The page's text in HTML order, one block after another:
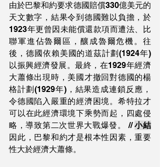
由於巴黎和約要求德國賠償330億美元的
天文數字，結果令到德國難以負擔，於
1923年更曾因未能償還款項而遭法、比
聯軍進佔魯爾區，釀成魯爾危機。往
後，德國依賴美國的道茲計劃(1924年)
以振興經濟發展。最終，在1929年經濟
大蕭條出現時，美國才撤回對德國的楊
格計劃(1929年)，結果造成連鎖反應，
令德國陷入嚴重的經濟困境。希特拉才
可以在此經濟環境下乘勢而起，四處侵
略，導致第二次世界大戰爆發。 // 小結
因此，巴黎和約才是根本性因素，重要
性大於經濟大蕭條。